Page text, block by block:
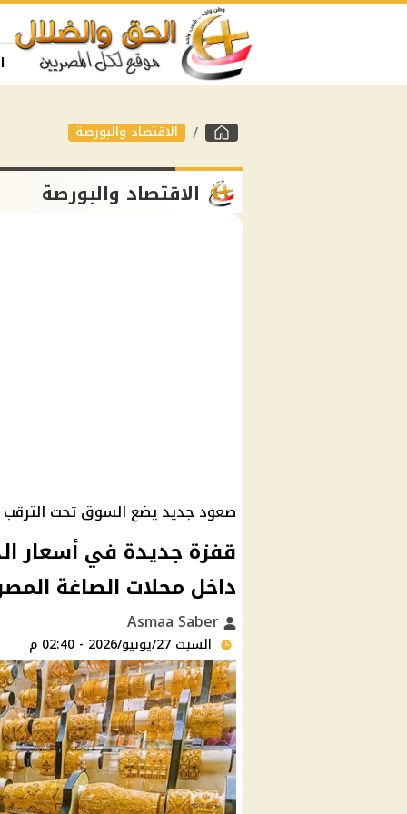
الاقتصاد والبورصة
الاقتصاد والبورصة
صعود جديد يضع السوق تحت الترقب
داخل محلات الصاغة
السبت 27/يونيو/2026 - 02:40 م